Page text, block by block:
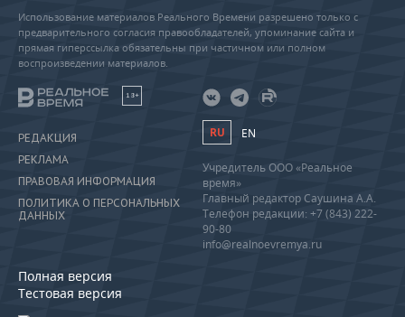
Использование материалов Реального Времени разрешено только с
предварительного согласия правообладателей, упоминание сайта и
прямая гиперссылка обязательны при частичном или полном
воспроизведении материалов.
18+
РЕДАКЦИЯ
РЕКЛАМА
ПРАВОВАЯ ИНФОРМАЦИЯ
ПОЛИТИКА О ПЕРСОНАЛЬНЫХ
ДАННЫХ
Полная версия
Тестовая версия
RU EN
Учредитель ООО «Реальное
время»
Главный редактор Саушина А.А.
Телефон редакции: +7 (843) 222-
90-80
info@realnoevremya.ru